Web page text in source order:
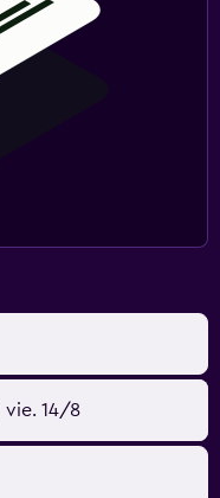
vie. 14/8